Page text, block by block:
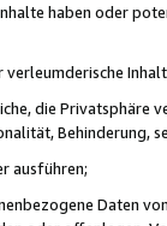
haben oder
die Privatsphäre
Behinderung,
ausführen;
Daten